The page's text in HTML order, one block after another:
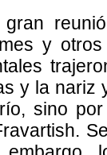
gran
y
y la nariz
sino
.